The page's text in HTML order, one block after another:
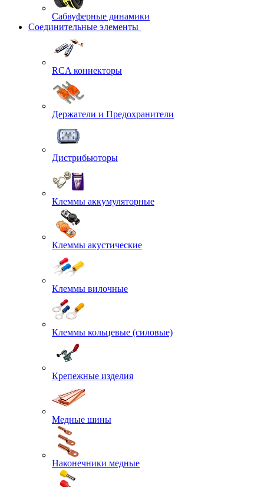
Сабвуферные динамики
Соединительные элементы
RCA коннекторы
Держатели и Предохранители
Дистрибьюторы
Клеммы аккумуляторные
Клеммы акустические
Клеммы вилочные
Клеммы кольцевые (силовые)
Крепежные изделия
Медные шины
Наконечники медные